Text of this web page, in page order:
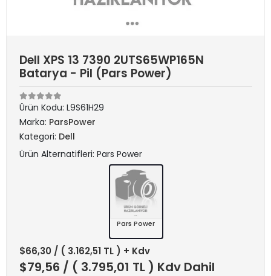
Dell XPS 13 7390 2UTS65WP165N
Batarya - Pil (Pars Power)
Ürün Kodu: L9S61H29
Marka: ParsPower
Kategori: Dell
Ürün Alternatifleri: Pars Power
Pars Power
$66,30 / ( 3.162,51 TL ) + Kdv
$79,56 / ( 3.795,01 TL ) Kdv Dahil